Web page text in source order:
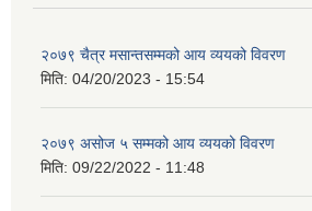
२०७९ चैत्र मसान्तसम्मको आय व्ययको विवरण
मिति: 04/20/2023 - 15:54
२०७९ असोज ५ सम्मको आय व्ययको विवरण
मिति: 09/22/2022 - 11:48